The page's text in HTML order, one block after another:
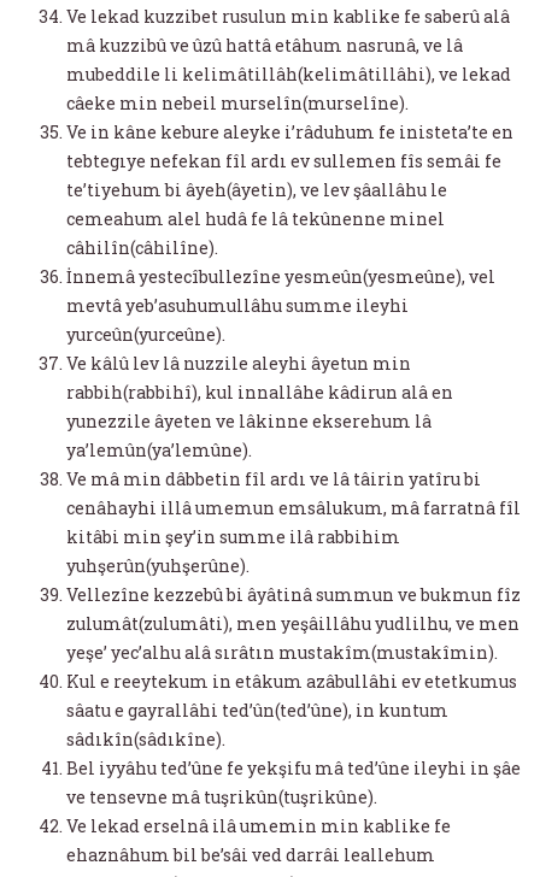
Ve lekad kuzzibet rusulun min kablike fe saberû alâ
mâ kuzzibû ve ûzû hattâ etâhum nasrunâ, ve lâ
mubeddile li kelimâtillâh(kelimâtillâhi), ve lekad
câeke min nebeil murselîn(murselîne).
Ve in kâne kebure aleyke i’râduhum fe inisteta’te en
tebtegıye nefekan fîl ardı ev sullemen fîs semâi fe
te’tiyehum bi âyeh(âyetin), ve lev şâallâhu le
cemeahum alel hudâ fe lâ tekûnenne minel
câhilîn(câhilîne).
İnnemâ yestecîbullezîne yesmeûn(yesmeûne), vel
mevtâ yeb’asuhumullâhu summe ileyhi
yurceûn(yurceûne).
Ve kâlû lev lâ nuzzile aleyhi âyetun min
rabbih(rabbihî), kul innallâhe kâdirun alâ en
yunezzile âyeten ve lâkinne ekserehum lâ
ya’lemûn(ya’lemûne).
Ve mâ min dâbbetin fîl ardı ve lâ tâirin yatîru bi
cenâhayhi illâ umemun emsâlukum, mâ farratnâ fîl
kitâbi min şey’in summe ilâ rabbihim
yuhşerûn(yuhşerûne).
Vellezîne kezzebû bi âyâtinâ summun ve bukmun fîz
zulumât(zulumâti), men yeşâillâhu yudlilhu, ve men
yeşe’ yec’alhu alâ sırâtın mustakîm(mustakîmin).
Kul e reeytekum in etâkum azâbullâhi ev etetkumus
sâatu e gayrallâhi ted’ûn(ted’ûne), in kuntum
sâdıkîn(sâdıkîne).
Bel iyyâhu ted’ûne fe yekşifu mâ ted’ûne ileyhi in şâe
ve tensevne mâ tuşrikûn(tuşrikûne).
Ve lekad erselnâ ilâ umemin min kablike fe
ehaznâhum bil be’sâi ved darrâi leallehum